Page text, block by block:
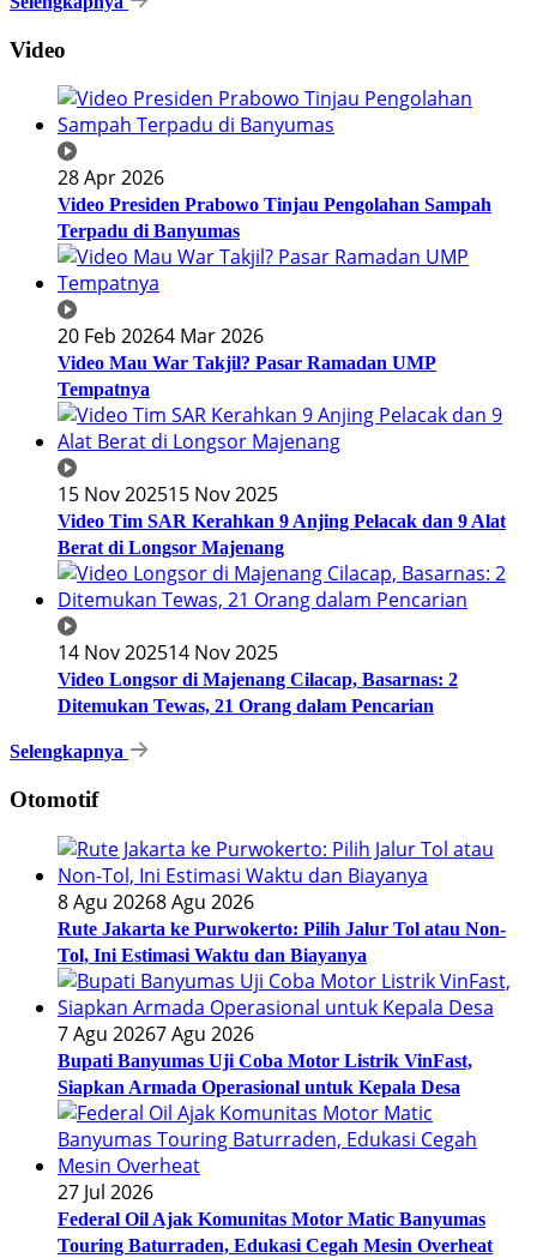
Video
28 Apr 2026
Video Presiden Prabowo Tinjau Pengolahan Sampah
Terpadu di Banyumas
20 Feb 20264 Mar 2026
Video Mau War Takjil? Pasar Ramadan UMP
Tempatnya
15 Nov 202515 Nov 2025
Video Tim SAR Kerahkan 9 Anjing Pelacak dan 9 Alat
Berat di Longsor Majenang
14 Nov 202514 Nov 2025
Video Longsor di Majenang Cilacap, Basarnas: 2
Ditemukan Tewas, 21 Orang dalam Pencarian
Selengkapnya
Otomotif
8 Agu 20268 Agu 2026
Rute Jakarta ke Purwokerto: Pilih Jalur Tol atau Non-
Tol, Ini Estimasi Waktu dan Biayanya
7 Agu 20267 Agu 2026
Bupati Banyumas Uji Coba Motor Listrik VinFast,
Siapkan Armada Operasional untuk Kepala Desa
27 Jul 2026
Federal Oil Ajak Komunitas Motor Matic Banyumas
Touring Baturraden, Edukasi Cegah Mesin Overheat